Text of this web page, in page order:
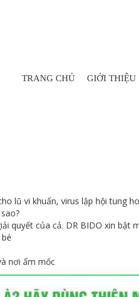
TRANG CHỦ GIỚI THIỆU
lũ vi khuẩn, virus lập hội tung
quyết của cả. DR BIDO xin bật
nơi ẩm mốc